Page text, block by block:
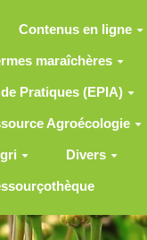
Contenus en ligne
maraîchères
Pratiques (EPIA)
Agroécologie
Divers